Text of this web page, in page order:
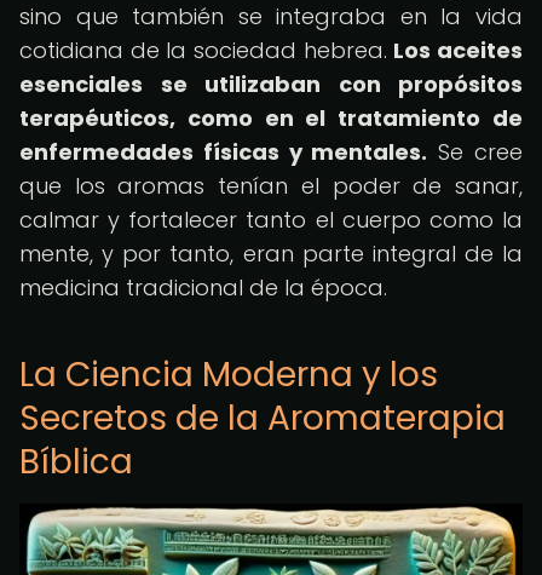
sino que también se integraba en la vida
cotidiana de la sociedad hebrea. Los aceites
esenciales se utilizaban con propósitos
terapéuticos, como en el tratamiento de
enfermedades físicas y mentales. Se cree
que los aromas tenían el poder de sanar,
calmar y fortalecer tanto el cuerpo como la
mente, y por tanto, eran parte integral de la
medicina tradicional de la época.
La Ciencia Moderna y los
Secretos de la Aromaterapia
Bíblica